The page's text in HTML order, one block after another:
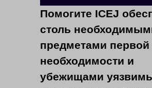
Помогите ICEJ
столь
предметами первой
необходимости и
убежищами